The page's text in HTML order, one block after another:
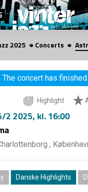
2025 Concerts
The concert has finished
Highlight
2 2025, kl. 16:00
,
Danske Highlights